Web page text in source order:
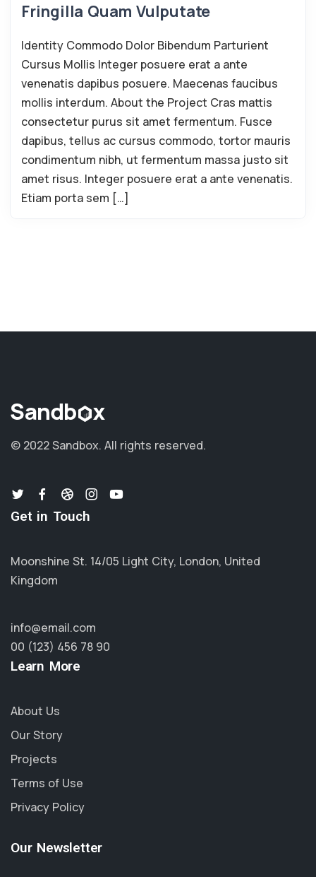
Fringilla Quam Vulputate
Identity Commodo Dolor Bibendum Parturient
Cursus Mollis Integer posuere erat a ante
venenatis dapibus posuere. Maecenas faucibus
mollis interdum. About the Project Cras mattis
consectetur purus sit amet fermentum. Fusce
dapibus, tellus ac cursus commodo, tortor mauris
condimentum nibh, ut fermentum massa justo sit
amet risus. Integer posuere erat a ante venenatis.
Etiam porta sem […]
© 2022 Sandbox. All rights reserved.
Get in Touch
Moonshine St. 14/05 Light City, London, United
Kingdom
info@email.com
00 (123) 456 78 90
Learn More
About Us
Our Story
Projects
Terms of Use
Privacy Policy
Our Newsletter